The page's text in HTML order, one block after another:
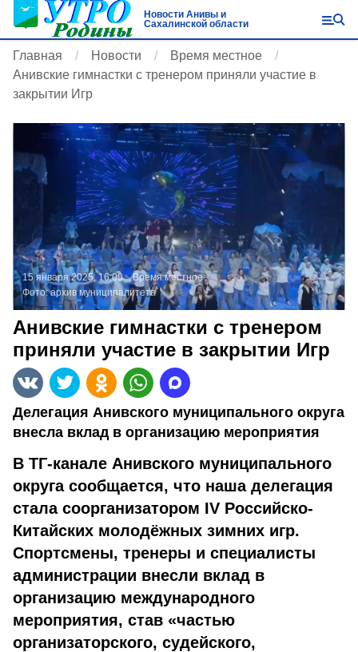
Новости Анивы и
Сахалинской области
Главная Новости
Время местное
Анивские гимнастки с тренером приняли участие в
закрытии Игр
15 января 2025, 16:00
Время местное
Фото:архив муниципалитета
Анивские гимнастки с тренером
приняли участие в закрытии Игр
Делегация Анивского муниципального округа
внесла вклад в организацию мероприятия
В ТГ-канале Анивского муниципального
округа сообщается, что наша делегация
стала соорганизатором IV Российско-
Китайских молодёжных зимних игр.
Спортсмены, тренеры и специалисты
администрации внесли вклад в
организацию международного
мероприятия, став «частью
организаторского, судейского,